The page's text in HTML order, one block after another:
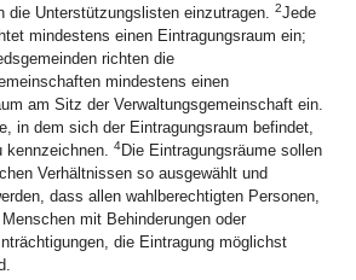
die Unterstützungslisten einzutragen. 2Jede
mindestens einen Eintragungsraum ein;
richten die
mindestens einen
am Sitz der Verwaltungsgemeinschaft ein.
in dem sich der Eintragungsraum befindet,
kennzeichnen. 4Die Eintragungsräume sollen
Verhältnissen so ausgewählt und
dass allen wahlberechtigten Personen,
mit Behinderungen oder
die Eintragung möglichst